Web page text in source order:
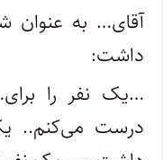
داشت:
…یک نفر را
درست می‌کنم..